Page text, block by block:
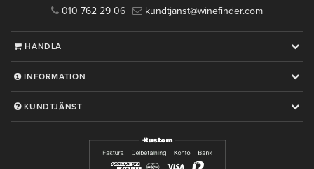
010 762 29 06 kundtjanst@winefinder.com
HANDLA
INFORMATION
KUNDTJÄNST